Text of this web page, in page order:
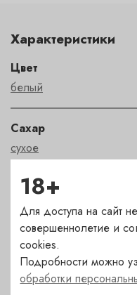
Характеристики
Цвет
белый
Сахар
сухое
Страна
Франция
Сорт
шардоне
18+
Для доступа на сайт
совершеннолетие и
cookies.
Подробности можно
обработки